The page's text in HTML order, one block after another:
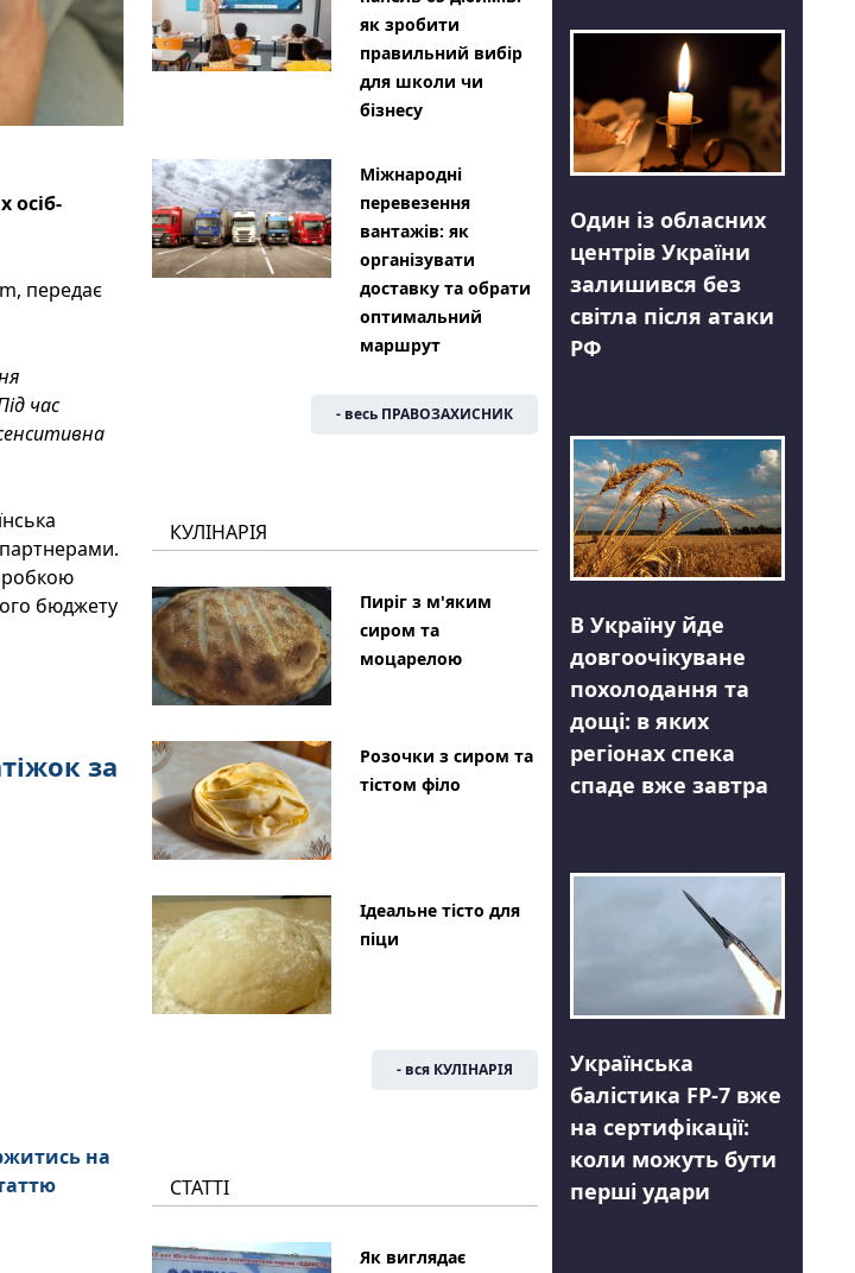
осіб-
передає
час
бюджету
за
на
як зробити
правильний вибір
для школи чи
бізнесу
Міжнародні
перевезення
вантажів: як
організувати
доставку та обрати
оптимальний
маршрут
- весь ПРАВОЗАХИСНИК
КУЛІНАРІЯ
Пиріг з м'яким
сиром та
моцарелою
Розочки з сиром та
тістом філо
Ідеальне тісто для
піци
- вся КУЛІНАРІЯ
СТАТТІ
Як виглядає
Один із обласних
центрів України
залишився без
світла після атаки
РФ
В Україну йде
довгоочікуване
похолодання та
дощі: в яких
регіонах спека
спаде вже завтра
Українська
балістика FP-7 вже
на сертифікації:
коли можуть бути
перші удари